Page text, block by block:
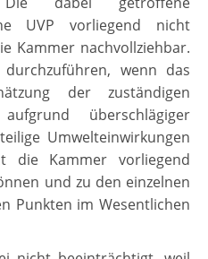
UVP vorliegend nicht
Kammer nachvollziehbar.
wenn das
der zuständigen
aufgrund überschlägiger
Umwelteinwirkungen
die Kammer vorliegend
und zu den einzelnen
Punkten im Wesentlichen